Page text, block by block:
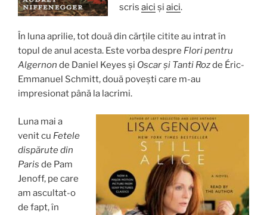
scrisaici șiaici.
În luna aprilie, tot două din cărțile citite au intrat în
topul de anul acesta. Este vorba despre Flori pentru
Algernon de Daniel Keyes și Oscar și Tanti Rozde Éric-
Emmanuel Schmitt, două povești care m-au
impresionat până la lacrimi.
Luna mai a
venit cu Fetele
dispărute din
Paris de Pam
Jenoff, pe care
am ascultat-o
de fapt, în